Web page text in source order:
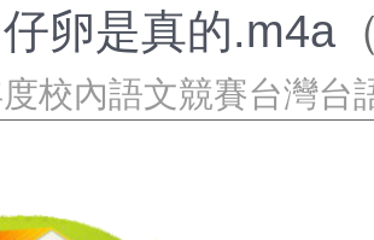
卵是真的.m4a
校內語文競賽台灣台